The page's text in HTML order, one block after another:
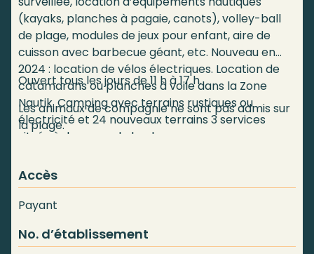
(kayaks, planches à pagaie, canots), volley-ball
de plage, modules de jeux pour enfant, aire de
cuisson avec barbecue géant, etc. Nouveau en
2024 : location de vélos électriques. Location de
catamarans ou planches à voile dans la Zone
Nautik. Camping avec terrains rustiques ou
électricité et 24 nouveaux terrains 3 services
situés à deux pas de la plage.
Ouvert tous les jours de 11 h à 17 h.
Les animaux de compagnie ne sont pas admis sur
la plage.
Accès
Payant
No. d’établissement